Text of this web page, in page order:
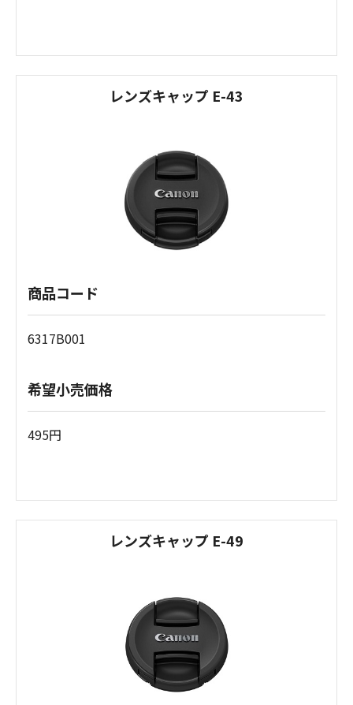
レンズキャップ E-43
商品コード
6317B001
希望小売価格
495円
レンズキャップ E-49